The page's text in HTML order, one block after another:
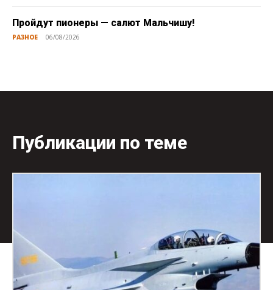
Пройдут пионеры — салют Мальчишу!
РАЗНОЕ 06/08/2026
Публикации по теме